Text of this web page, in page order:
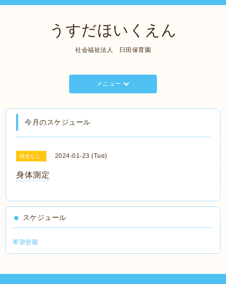
うすだほいくえん
社会福祉法人 臼田保育園
メニュー
今月のスケジュール
指定なし 2024-01-23 (Tue)
身体測定
スケジュール
希望登園